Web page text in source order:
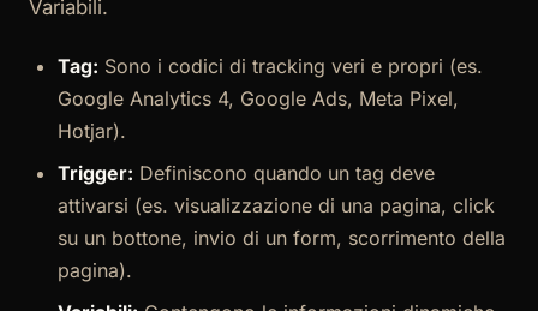
Variabili.
Tag: Sono i codici di tracking veri e propri (es.
Google Analytics 4, Google Ads, Meta Pixel,
Hotjar).
Trigger: Definiscono quando un tag deve
attivarsi (es. visualizzazione di una pagina, click
su un bottone, invio di un form, scorrimento della
pagina).